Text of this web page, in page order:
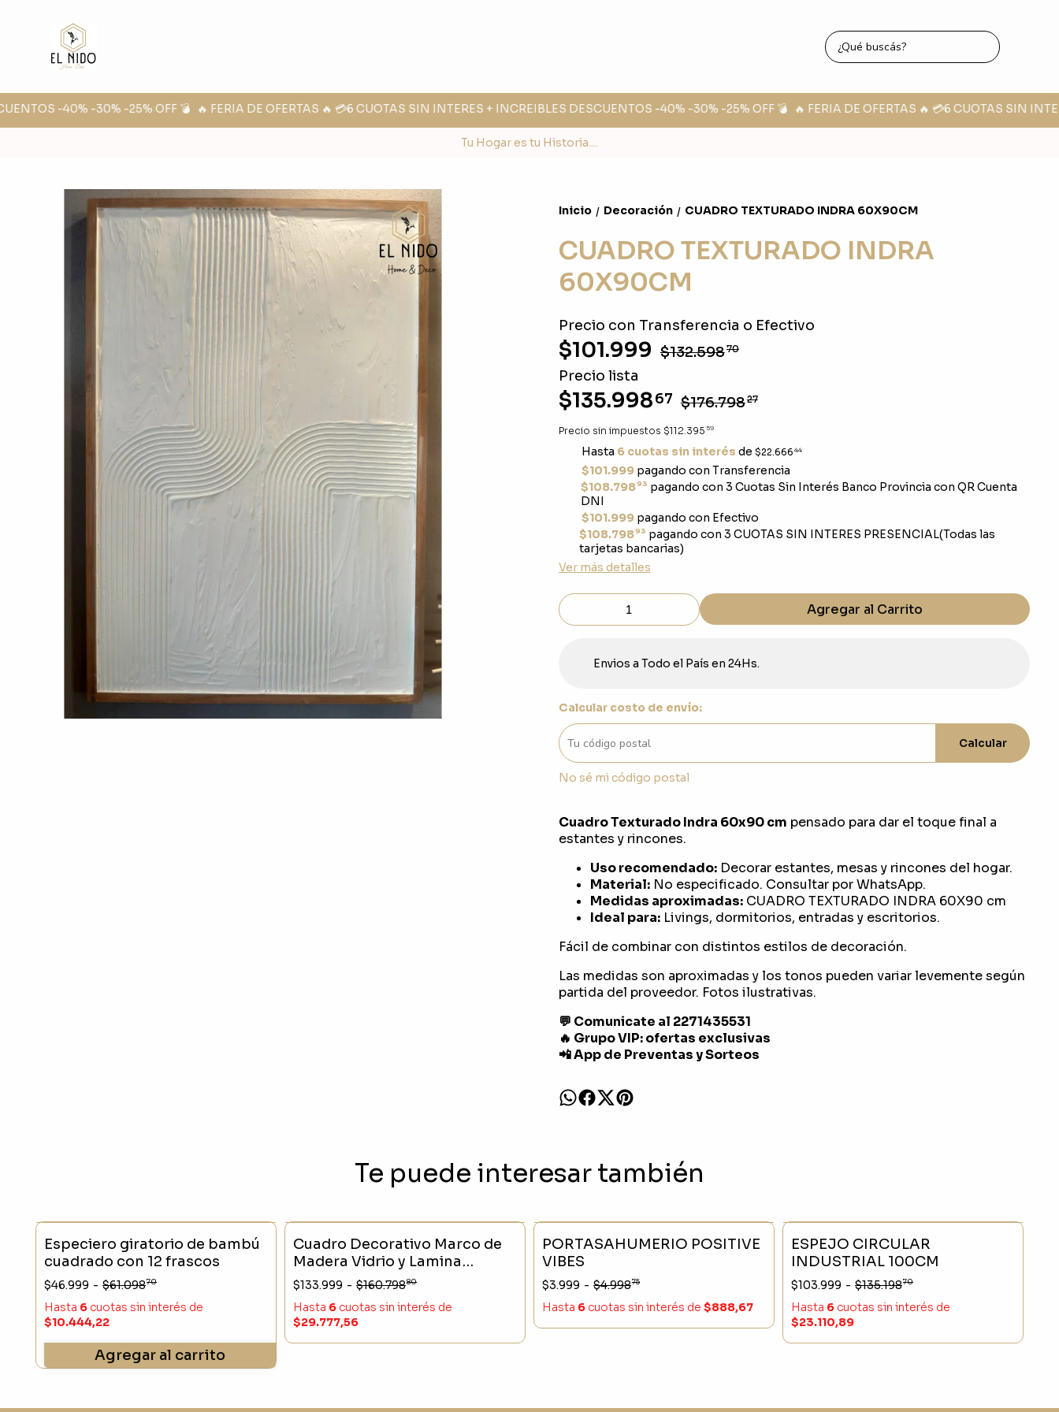
-40% -30% -25% OFF 💣 🔥 FERIA DE OFERTAS 🔥 💳6 CUOTAS SIN INTERES + INCREIBLES DESCUENTOS -40% -30% -25% OFF 💣 🔥 FERIA DE OFERTAS 🔥 💳6 CUOTAS SIN
Tu Hogar es tu Historia....
Inicio / Decoración / CUADRO TEXTURADO INDRA 60X90CM
CUADRO TEXTURADO INDRA
60X90CM
Precio con Transferencia o Efectivo
$101.999 $132.59870
Precio lista
$135.99867 $176.79827
Precio sin impuestos $112.395 59
Hasta 6 cuotas sin interés de $22.666 44
$101.999pagando con Transferencia
$108.79893 pagando con 3 Cuotas Sin Interés Banco Provincia con QR Cuenta
DNI
$101.999pagando con Efectivo
$108.79893 pagando con 3 CUOTAS SIN INTERES PRESENCIAL(Todas las
tarjetas bancarias)
Ver más detalles
Agregar al Carrito
Envios a Todo el País en 24Hs.
Calcular costo de envío:
Calcular
No sé mi código postal
Cuadro Texturado Indra 60x90 cm pensado para dar el toque final a
estantes y rincones.
Uso recomendado:Decorar estantes, mesas y rincones del hogar.
Material:No especificado. Consultar por WhatsApp.
Medidas aproximadas:CUADRO TEXTURADO INDRA 60X90 cm
Ideal para:Livings, dormitorios, entradas y escritorios.
Fácil de combinar con distintos estilos de decoración.
Las medidas son aproximadas y los tonos pueden variar levemente según
partida del proveedor. Fotos ilustrativas.
💬 Comunicate al 2271435531
🔥 Grupo VIP: ofertas exclusivas
📲 App de Preventas y Sorteos
Te puede interesar también
- 23 %
Especiero giratorio de bambú
cuadrado con 12 frascos
$46.999 - $61.09870
Hasta 6 cuotas sin interés de
$10.444,22
Agregar al carrito
SIN STOCK - 16 %
Cuadro Decorativo Marco de
Madera Vidrio y Lamina
105x75cm
$133.999 - $160.79880
Hasta 6 cuotas sin interés de
$29.777,56
SIN STOCK - 20 %
PORTASAHUMERIO POSITIVE
VIBES
$3.999 - $4.99875
Hasta 6 cuotas sin interés de $888,67
SIN STOCK
ESPEJO CIRCULAR
INDUSTRIAL 100CM
$103.999 - $135.19870
Hasta 6 cuotas sin interés de
$23.110,89